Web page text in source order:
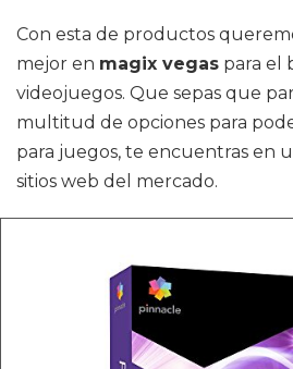
Con esta de productos
mejor en magix vegas para el
videojuegos. Que sepas que
multitud de opciones para
para juegos, te encuentras en
sitios web del mercado.